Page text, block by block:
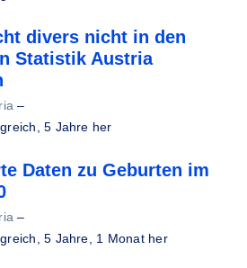
divers nicht in den
Statistik Austria
–
5 Jahre her
Daten zu Geburten im
–
5 Jahre, 1 Monat her